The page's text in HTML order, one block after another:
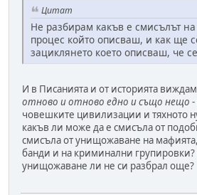
Цитат
Не разбирам какъв е смисълът
процес който описваш, и как ще
зациклянето което описваш, че
И в Писанията и от историята
отново и отново едно и също нещо
човешките цивилизации и тяхното
какъв ли може да е смисъла от
смисъла от унищожаване на
банди и на криминални групировки?
унищожаване ли не си разбрал още?